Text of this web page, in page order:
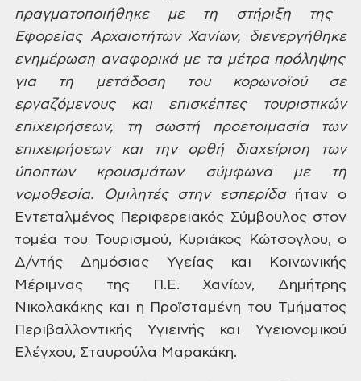
πραγματοποιήθηκε με τη στήριξη της
Εφορείας Αρχαιοτήτων Χανίων,
διενεργήθηκε
ενημέρωση αναφορικάμε τα μέτρα πρόληψης
γιατη μετάδοσητου κορωνοϊού σε
εργαζόμενους καιεπισκέπτες τουριστικών
επιχειρήσεων, τη σωστή προετοιμασία των
επιχειρήσεωνκαι την ορθή διαχείριση των
ύποπτωνκρουσμάτων σύμφωνα με τη
νομοθεσία. Ομιλητέςστην εσπερίδα ήταν ο
Εντεταλμένος Περιφερειακός Σύμβουλος στον
τομέα του Τουρισμού, Κυριάκος Κώτσογλου, ο
Δ/ντής Δημόσιας Υγείας και Κοινωνικής
Μέριμνας της Π.Ε. Χανίων, Δημήτρης
Νικολακάκης και η Προϊσταμένη του Τμήματος
Περιβαλλοντικής Υγιεινής και Υγειονομικού
Ελέγχου, Σταυρούλα Μαρακάκη.